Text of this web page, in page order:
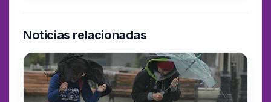
Noticias relacionadas